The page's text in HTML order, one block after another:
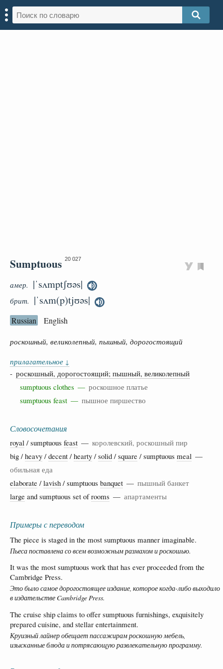
Sumptuous 20 027
амер. |ˈsʌmptʃʊəs|
брит. |ˈsʌm(p)tjʊəs|
Russian English
роскошный, великолепный, пышный, дорогостоящий
прилагательное ↓
- роскошный, дорогостоящий; пышный, великолепный
sumptuous clothes — роскошное платье
sumptuous feast — пышное пиршество
Словосочетания
royal / sumptuous feast — королевский, роскошный пир
big / heavy / decent / hearty / solid / square / sumptuous meal —
обильная еда
elaborate / lavish / sumptuous banquet — пышный банкет
large and sumptuous set ofrooms — апартаменты
Примеры с переводом
The piece is staged in the most sumptuous manner imaginable.
Пьеса поставлена со всем возможным размахом и роскошью.
It was the most sumptuous work that has ever proceeded from the
Cambridge Press.
Это было самое дорогостоящее издание, которое когда-либо выходило
в издательстве Cambridge Press.
The cruise ship claims to offer sumptuous furnishings, exquisitely
prepared cuisine, and stellar entertainment.
Круизный лайнер обещает пассажирам роскошную мебель,
изысканные блюда и потрясающую развлекательную программу.